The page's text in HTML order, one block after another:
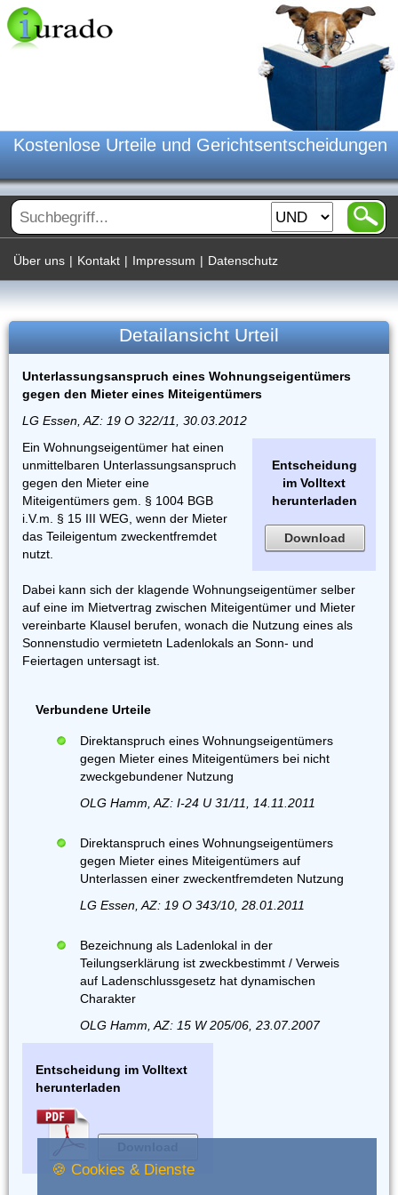
Kostenlose Urteile und Gerichtsentscheidungen
Über uns | Kontakt | Impressum | Datenschutz
Detailansicht Urteil
Unterlassungsanspruch eines Wohnungseigentümers
gegen den Mieter eines Miteigentümers
LG Essen, AZ: 19 O 322/11, 30.03.2012
Entscheidung
im Volltext
herunterladen
Download
Ein Wohnungseigentümer hat einen
unmittelbaren Unterlassungsanspruch
gegen den Mieter eine
Miteigentümers gem. § 1004 BGB
i.V.m. § 15 III WEG, wenn der Mieter
das Teileigentum zweckentfremdet
nutzt.
Dabei kann sich der klagende Wohnungseigentümer selber
auf eine im Mietvertrag zwischen Miteigentümer und Mieter
vereinbarte Klausel berufen, wonach die Nutzung eines als
Sonnenstudio vermietetn Ladenlokals an Sonn- und
Feiertagen untersagt ist.
Verbundene Urteile
Direktanspruch eines Wohnungseigentümers
gegen Mieter eines Miteigentümers bei nicht
zweckgebundener Nutzung
OLG Hamm, AZ: I-24 U 31/11, 14.11.2011
Direktanspruch eines Wohnungseigentümers
gegen Mieter eines Miteigentümers auf
Unterlassen einer zweckentfremdeten Nutzung
LG Essen, AZ: 19 O 343/10, 28.01.2011
Bezeichnung als Ladenlokal in der
Teilungserklärung ist zweckbestimmt / Verweis
auf Ladenschlussgesetz hat dynamischen
Charakter
OLG Hamm, AZ: 15 W 205/06, 23.07.2007
Entscheidung im Volltext
herunterladen
🍪 Cookies & Dienste